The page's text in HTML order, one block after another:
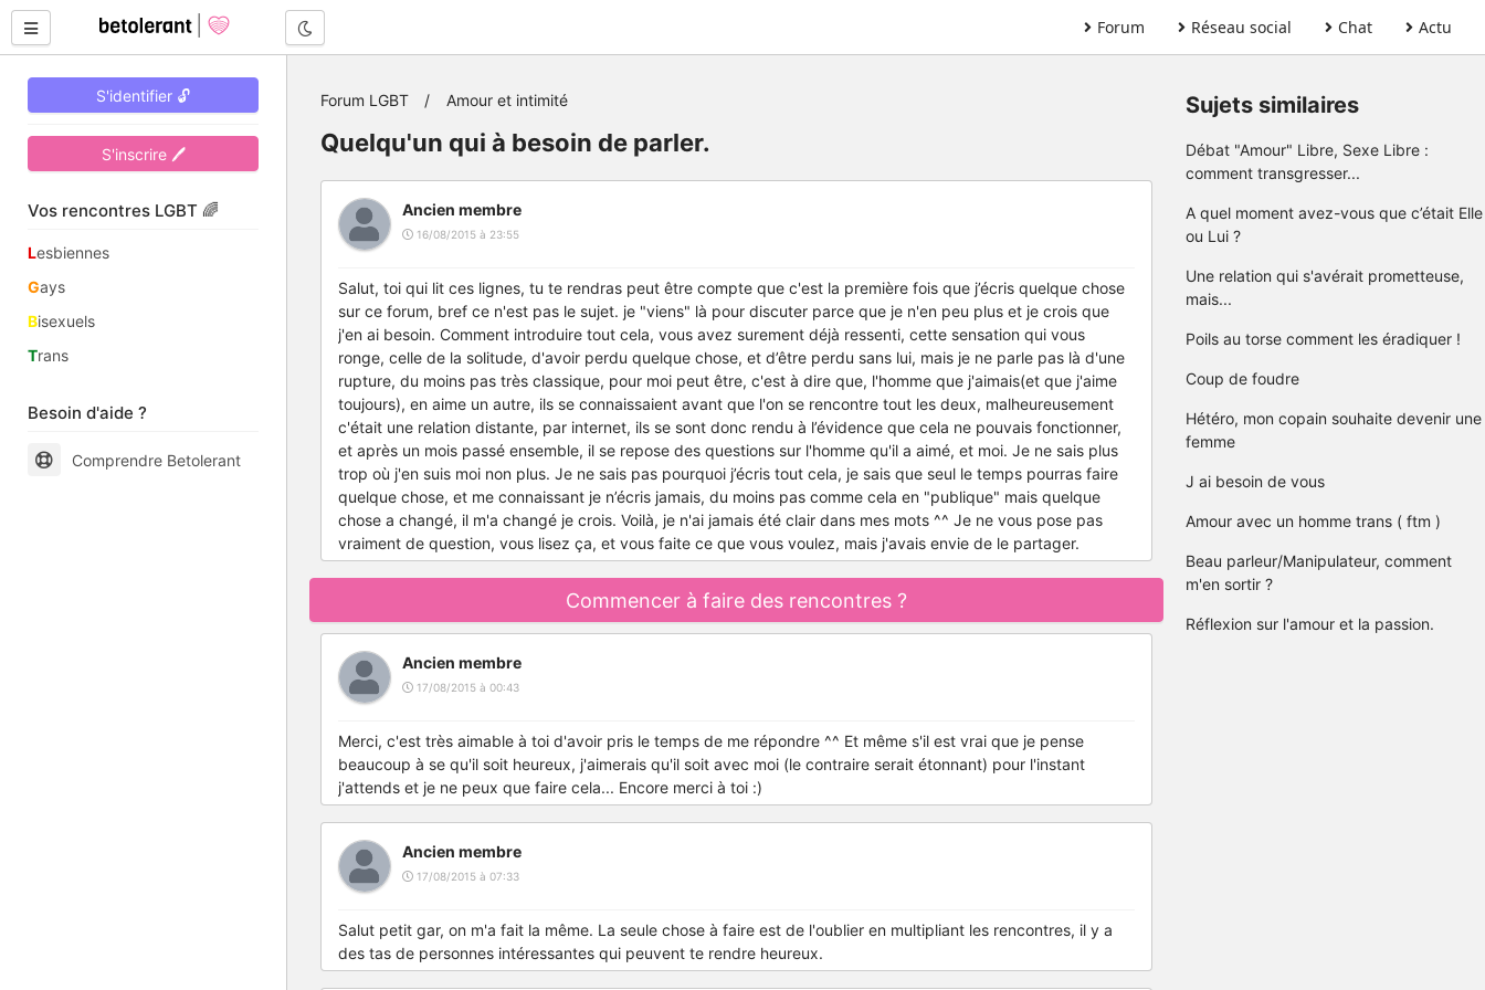
Forum Réseau social Chat Actu
S'identifier 🔓
S'inscrire 🖊
Vos rencontres LGBT 🌈
Lesbiennes
Gays
Bisexuels
Trans
Besoin d'aide ?
Comprendre Betolerant
Forum LGBT Amour et intimité
Quelqu'un qui à besoin de parler.
Ancien membre
16/08/2015 à 23:55
Salut, toi qui lit ces lignes, tu te rendras peut être compte que c'est la première fois que j’écris quelque chose
sur ce forum, bref ce n'est pas le sujet. je "viens" là pour discuter parce que je n'en peu plus et je crois que
j'en ai besoin. Comment introduire tout cela, vous avez surement déjà ressenti, cette sensation qui vous
ronge, celle de la solitude, d'avoir perdu quelque chose, et d’être perdu sans lui, mais je ne parle pas là d'une
rupture, du moins pas très classique, pour moi peut être, c'est à dire que, l'homme que j'aimais(et que j'aime
toujours), en aime un autre, ils se connaissaient avant que l'on se rencontre tout les deux, malheureusement
c'était une relation distante, par internet, ils se sont donc rendu à l’évidence que cela ne pouvais fonctionner,
et après un mois passé ensemble, il se repose des questions sur l'homme qu'il a aimé, et moi. Je ne sais plus
trop où j'en suis moi non plus. Je ne sais pas pourquoi j’écris tout cela, je sais que seul le temps pourras faire
quelque chose, et me connaissant je n’écris jamais, du moins pas comme cela en "publique" mais quelque
chose a changé, il m'a changé je crois. Voilà, je n'ai jamais été clair dans mes mots ^^ Je ne vous pose pas
vraiment de question, vous lisez ça, et vous faite ce que vous voulez, mais j'avais envie de le partager.
Commencer à faire des rencontres ?
Ancien membre
17/08/2015 à 00:43
Merci, c'est très aimable à toi d'avoir pris le temps de me répondre ^^ Et même s'il est vrai que je pense
beaucoup à se qu'il soit heureux, j'aimerais qu'il soit avec moi (le contraire serait étonnant) pour l'instant
j'attends et je ne peux que faire cela... Encore merci à toi :)
Ancien membre
17/08/2015 à 07:33
Salut petit gar, on m'a fait la même. La seule chose à faire est de l'oublier en multipliant les rencontres, il y a
des tas de personnes intéressantes qui peuvent te rendre heureux.
Sujets similaires
Débat "Amour" Libre, Sexe Libre :
comment transgresser...
A quel moment avez-vous que c’était Elle
ou Lui ?
Une relation qui s'avérait prometteuse,
mais...
Poils au torse comment les éradiquer !
Coup de foudre
Hétéro, mon copain souhaite devenir une
femme
J ai besoin de vous
Amour avec un homme trans ( ftm )
Beau parleur/Manipulateur, comment
m'en sortir ?
Réflexion sur l'amour et la passion.